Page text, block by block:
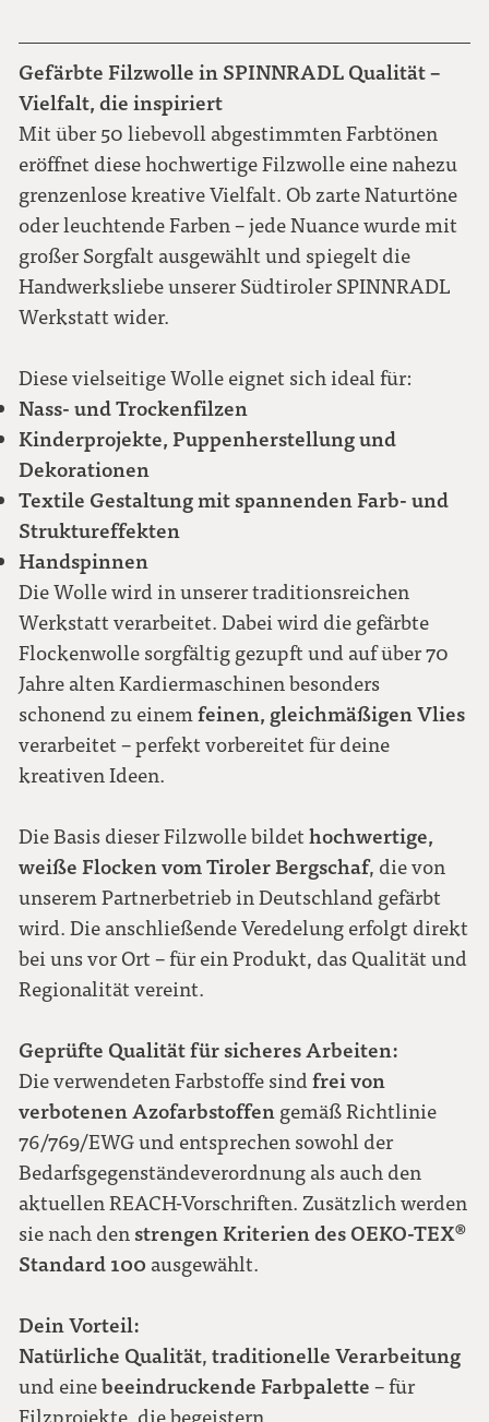
Gefärbte Filzwolle in SPINNRADL Qualität –
Vielfalt, die inspiriert
Mit über 50 liebevoll abgestimmten Farbtönen
eröffnet diese hochwertige Filzwolle eine nahezu
grenzenlose kreative Vielfalt. Ob zarte Naturtöne
oder leuchtende Farben – jede Nuance wurde mit
großer Sorgfalt ausgewählt und spiegelt die
Handwerksliebe unserer Südtiroler SPINNRADL
Werkstatt wider.
Diese vielseitige Wolle eignet sich ideal für:
Nass- und Trockenfilzen
Kinderprojekte, Puppenherstellung und
Dekorationen
Textile Gestaltung mit spannenden Farb- und
Struktureffekten
Handspinnen
Die Wolle wird in unserer traditionsreichen
Werkstatt verarbeitet. Dabei wird die gefärbte
Flockenwolle sorgfältig gezupft und auf über 70
Jahre alten Kardiermaschinen besonders
schonend zu einemfeinen, gleichmäßigen Vlies
verarbeitet – perfekt vorbereitet für deine
kreativen Ideen.
Die Basis dieser Filzwolle bildethochwertige,
weiße Flocken vom Tiroler Bergschaf, die von
unserem Partnerbetrieb in Deutschland gefärbt
wird. Die anschließende Veredelung erfolgt direkt
bei uns vor Ort – für ein Produkt, das Qualität und
Regionalität vereint.
Geprüfte Qualität für sicheres Arbeiten:
Die verwendeten Farbstoffe sindfrei von
verbotenen Azofarbstoffen gemäß Richtlinie
76/769/EWG und entsprechen sowohl der
Bedarfsgegenständeverordnung als auch den
aktuellen REACH-Vorschriften. Zusätzlich werden
sie nach denstrengen Kriterien des OEKO-TEX®
Standard 100 ausgewählt.
Dein Vorteil:
Natürliche Qualität,traditionelle Verarbeitung
und einebeeindruckende Farbpalette – für
Filzprojekte, die begeistern.